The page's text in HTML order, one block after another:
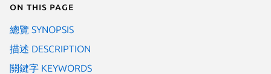
On this page
總覽 SYNOPSIS
描述 DESCRIPTION
關鍵字 KEYWORDS